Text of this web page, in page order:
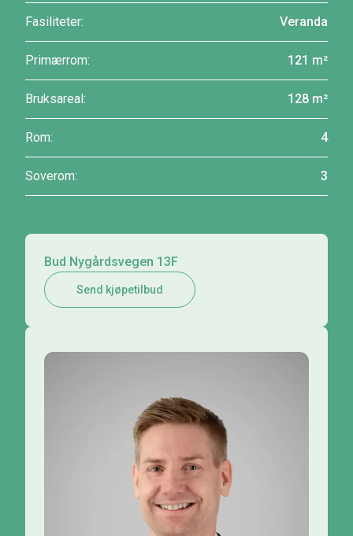
Fasiliteter: Veranda
Primærrom: 121 m²
Bruksareal: 128 m²
Rom: 4
Soverom: 3
Bud Nygårdsvegen 13F
Send kjøpetilbud